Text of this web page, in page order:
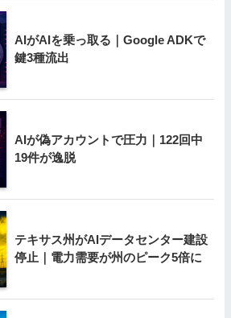
AIがAIを乗っ取る｜Google ADKで
鍵3種流出
AIが偽アカウントで圧力｜122回中
19件が逸脱
テキサス州がAIデータセンター建設
停止｜電力需要が州のピーク5倍に